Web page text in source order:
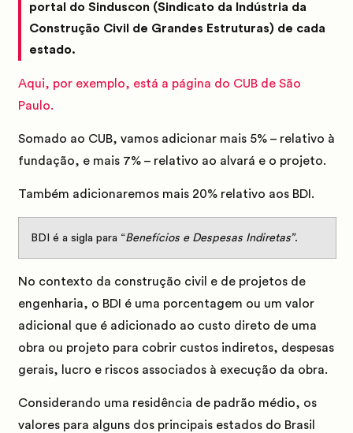
portal do Sinduscon (Sindicato da Indústria da
Construção Civil de Grandes Estruturas) de cada
estado.
Aqui, por exemplo, está a página do CUB de São
Paulo.
Somado ao CUB, vamos adicionar mais 5% – relativo à
fundação, e mais 7% – relativo ao alvará e o projeto.
Também adicionaremos mais 20% relativo aos BDI .
BDI é a sigla para “Benefícios e Despesas Indiretas”.
No contexto da construção civil e de projetos de
engenharia, o BDI é uma porcentagem ou um valor
adicional que é adicionado ao custo direto de uma
obra ou projeto para cobrir custos indiretos, despesas
gerais, lucro e riscos associados à execução da obra.
Considerando uma residência de padrão médio, os
valores para alguns dos principais estados do Brasil